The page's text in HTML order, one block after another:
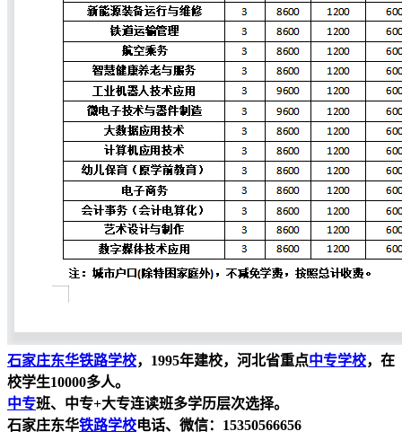
石家庄东华铁路学校，1995年建校，河北省重点中专学校，在
校学生10000多人。
中专班、中专+大专连读班多学历层次选择。
石家庄东华铁路学校电话、微信：15350566656